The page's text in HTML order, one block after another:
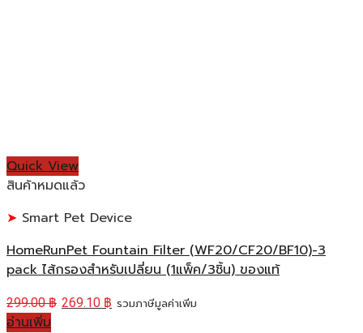
Quick View
สินค้าหมดแล้ว
Smart Pet Device
HomeRunPet Fountain Filter (WF20/CF20/BF10)-3
pack ไส้กรองสำหรับเปลี่ยน (1แพ็ค/3ชิ้น) ของแท้
299.00฿ 269.10 ฿ รวมภาษีมูลค่าเพิ่ม
อ่านเพิ่ม